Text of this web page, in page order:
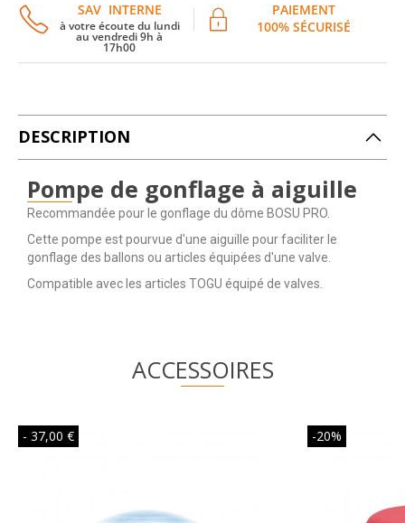
SAV INTERNE
à votre écoute du lundi
au vendredi 9h à
17h00
PAIEMENT
100% SÉCURISÉ
DESCRIPTION
Pompe de gonflage à aiguille
Recommandée pour le gonflage du dôme BOSU PRO.
Cette pompe est pourvue d'une aiguille pour faciliter le
gonflage des ballons ou articles équipées d'une valve.
Compatible avec les articles TOGU équipé de valves.
ACCESSOIRES
- 37,00 € -20%